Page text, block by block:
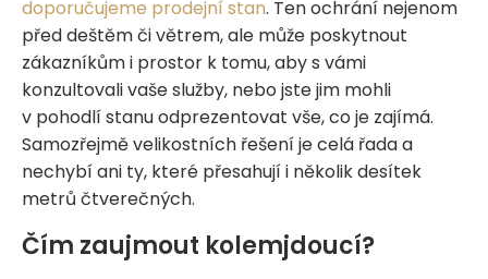
doporučujeme prodejní stan. Ten ochrání nejenom
před deštěm či větrem, ale může poskytnout
zákazníkům i prostor k tomu, aby s vámi
konzultovali vaše služby, nebo jste jim mohli
v pohodlí stanu odprezentovat vše, co je zajímá.
Samozřejmě velikostních řešení je celá řada a
nechybí ani ty, které přesahují i několik desítek
metrů čtverečných.
Čím zaujmout kolemjdoucí?